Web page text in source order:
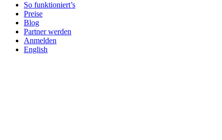
So funktioniert’s
Preise
Blog
Partner werden
Anmelden
English